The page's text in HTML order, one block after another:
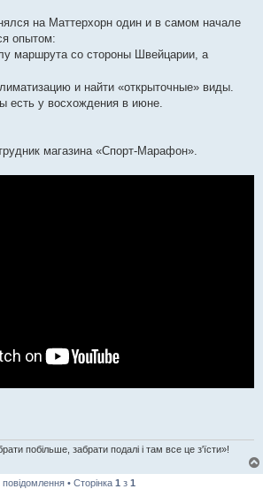
на Маттерхорн один и в самом начале
опытом:
маршрута со стороны Швейцарии, а
и найти «открыточные» виды.
есть у восхождения в июне.
магазина «Спорт-Марафон».
побільше, забрати подалі і там все це з'їсти»!
повідомлення • Сторінка 1 з 1